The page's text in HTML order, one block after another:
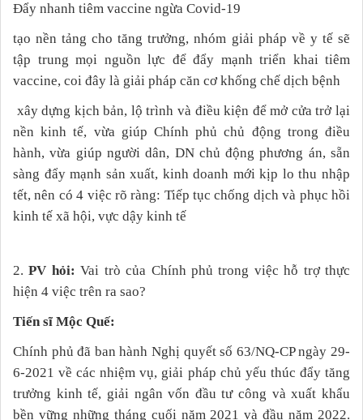
Đẩy nhanh tiêm vaccine ngừa Covid-19
tạo nền tảng cho tăng trưởng, nhóm giải pháp về y tế sẽ
tập trung mọi nguồn lực để đẩy mạnh triển khai tiêm
vaccine, coi đây là giải pháp căn cơ khống chế dịch bệnh
xây dựng kịch bản, lộ trình và điều kiện để mở cửa trở lại
nền kinh tế, vừa giúp Chính phủ chủ động trong điều
hành, vừa giúp người dân, DN chủ động phương án, sẵn
sàng đẩy mạnh sản xuất, kinh doanh mới kịp lo thu nhập
tết, nên có 4 việc rõ ràng: Tiếp tục chống dịch và phục hồi
kinh tế xã hội, vực dậy kinh tế
2.PV hỏi:Vai trò của Chính phủ trong việc hỗ trợ thực
hiện 4 việc trên ra sao?
Tiến sĩ Mộc Quế:
Chính phủ đã ban hành Nghị quyết số 63/NQ-CP ngày 29-
6-2021 về các nhiệm vụ, giải pháp chủ yếu thúc đẩy tăng
trưởng kinh tế, giải ngân vốn đầu tư công và xuất khẩu
bền vững những tháng cuối năm 2021 và đầu năm 2022.